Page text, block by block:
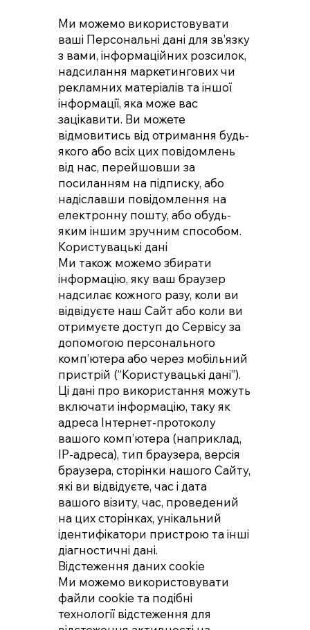
Ми можемо використовувати
ваші Персональні дані для зв’язку
з вами, інформаційних розсилок,
надсилання маркетингових чи
рекламних матеріалів та іншої
інформації, яка може вас
зацікавити. Ви можете
відмовитись від отримання будь-
якого або всіх цих повідомлень
від нас, перейшовши за
посиланням на підписку, або
надіславши повідомлення на
електронну пошту, або обудь-
яким іншим зручним способом.
Користувацькі дані
Ми також можемо збирати
інформацію, яку ваш браузер
надсилає кожного разу, коли ви
відвідуєте наш Сайт або коли ви
отримуєте доступ до Сервісу за
допомогою персонального
комп’ютера або через мобільний
пристрій (“Користувацькі дані”).
Ці дані про використання можуть
включати інформацію, таку як
адреса Інтернет-протоколу
вашого комп’ютера (наприклад,
IP-адреса), тип браузера, версія
браузера, сторінки нашого Сайту,
які ви відвідуєте, час і дата
вашого візиту, час, проведений
на цих сторінках, унікальний
ідентифікатори пристрою та інші
діагностичні дані.
Відстеження даних cookie
Ми можемо використовувати
файли cookie та подібні
технології відстеження для